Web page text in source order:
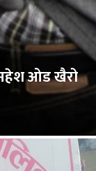
महेश ओड खैरो